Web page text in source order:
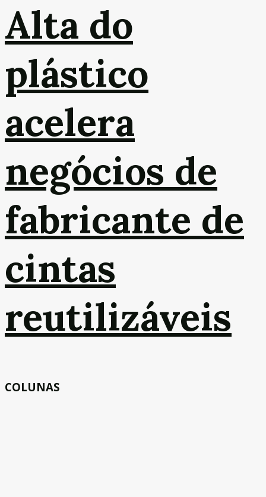
Alta do
plástico
acelera
negócios de
fabricante de
cintas
reutilizáveis
COLUNAS